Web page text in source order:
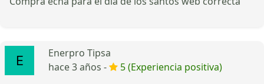
Enerpro Tipsa
hace 3 años -
5 (Experiencia positiva)